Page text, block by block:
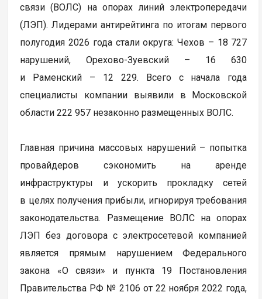
связи (ВОЛС) на опорах линий электропередачи
(ЛЭП). Лидерами антирейтинга по итогам первого
полугодия 2026 года стали округа: Чехов – 18 727
нарушений, Орехово-Зуевский – 16 630
и Раменский – 12 229. Всего с начала года
специалисты компании выявили в Московской
области 222 957 незаконно размещенных ВОЛС.
Главная причина массовых нарушений – попытка
провайдеров сэкономить на аренде
инфраструктуры и ускорить прокладку сетей
в целях получения прибыли, игнорируя требования
законодательства. Размещение ВОЛС на опорах
ЛЭП без договора с электросетевой компанией
является прямым нарушением Федерального
закона «О связи» и пункта 19 Постановления
Правительства РФ № 2106 от 22 ноября 2022 года,